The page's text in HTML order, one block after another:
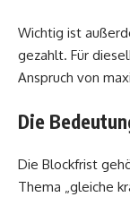
Wichtig ist
gezahlt. Für
Anspruch von
Die
Die Blockfrist
Thema „gleiche